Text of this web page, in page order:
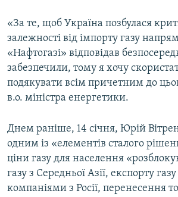
«За те, щоб Україна позбулася
залежності від імпорту газу
«Нафтогазі» відповідав
забезпечили, тому я хочу
подякувати всім причетним до
в.о. міністра енергетики.
Днем раніше, 14 січня, Юрій
одним із «елементів сталого
ціни газу для населення
газу з Середньої Азії, експорту
компаніями з Росії, перенесення